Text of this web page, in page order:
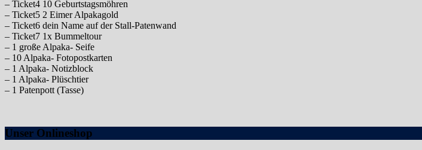
– Ticket4 10 Geburtstagsmöhren
– Ticket5 2 Eimer Alpakagold
– Ticket6 dein Name auf der Stall-Patenwand
– Ticket7 1x Bummeltour
– 1 große Alpaka- Seife
– 10 Alpaka- Fotopostkarten
– 1 Alpaka- Notizblock
– 1 Alpaka- Plüschtier
– 1 Patenpott (Tasse)
Unser Onlineshop